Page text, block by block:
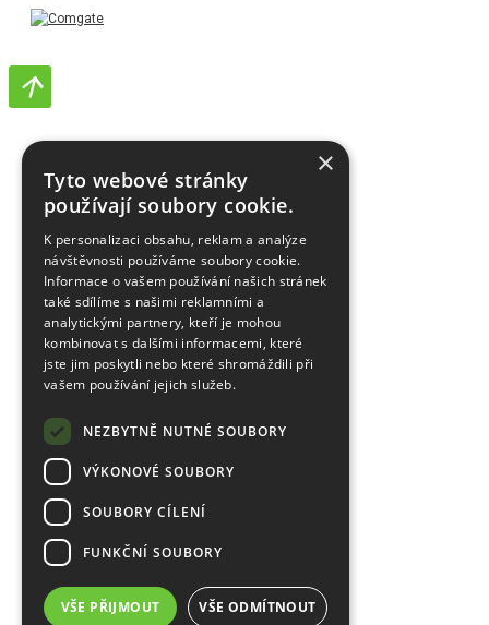
×
Tyto webové stránky
používají soubory cookie.
K personalizaci obsahu, reklam a analýze
návštěvnosti používáme soubory cookie.
Informace o vašem používání našich stránek
také sdílíme s našimi reklamními a
analytickými partnery, kteří je mohou
kombinovat s dalšími informacemi, které
jste jim poskytli nebo které shromáždili při
vašem používání jejich služeb.
NEZBYTNĚ NUTNÉ SOUBORY
VÝKONOVÉ SOUBORY
SOUBORY CÍLENÍ
FUNKČNÍ SOUBORY
VŠE PŘIJMOUT VŠE ODMÍTNOUT